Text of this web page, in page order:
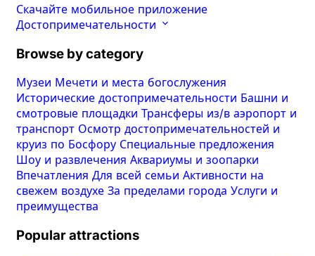
Скачайте мобильное приложение
Достопримечательности
Browse by category
Музеи Мечети и места богослужения
Исторические достопримечательности Башни и
смотровые площадки Трансферы из/в аэропорт и
транспорт Осмотр достопримечательностей и
круиз по Босфору Специальные предложения
Шоу и развлечения Аквариумы и зоопарки
Впечатления Для всей семьи Активности на
свежем воздухе За пределами города Услуги и
преимущества
Popular attractions